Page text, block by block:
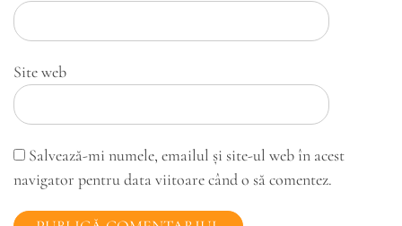
Site web
Salvează-mi numele, emailul și site-ul web în acest
navigator pentru data viitoare când o să comentez.